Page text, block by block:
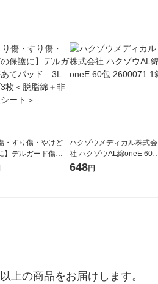
・すり傷・やけど
】デルガード傷あ
3Lサイズ3枚＜脱
ハクゾウメディカル株式会
社 ハクゾウAL綿oneE 60包
2600071 1箱
648円
上の商品をお届けします。